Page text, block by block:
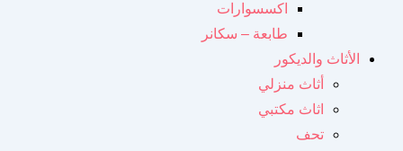
اكسسوارات
طابعة – سكانر
الأثاث والديكور
أثاث منزلي
اثاث مكتبي
تحف